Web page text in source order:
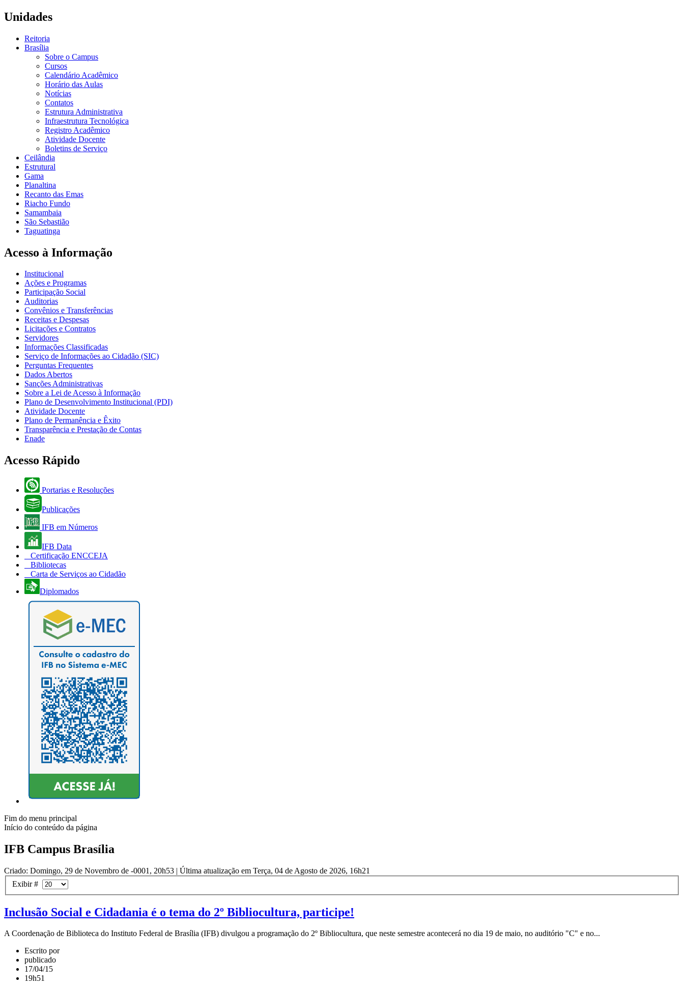
Unidades
Reitoria
Brasília
Sobre o Campus
Cursos
Calendário Acadêmico
Horário das Aulas
Notícias
Contatos
Estrutura Administrativa
Infraestrutura Tecnológica
Registro Acadêmico
Atividade Docente
Boletins de Serviço
Ceilândia
Estrutural
Gama
Planaltina
Recanto das Emas
Riacho Fundo
Samambaia
São Sebastião
Taguatinga
Acesso à Informação
Institucional
Ações e Programas
Participação Social
Auditorias
Convênios e Transferências
Receitas e Despesas
Licitações e Contratos
Servidores
Informações Classificadas
Serviço de Informações ao Cidadão (SIC)
Perguntas Frequentes
Dados Abertos
Sanções Administrativas
Sobre a Lei de Acesso à Informação
Plano de Desenvolvimento Institucional (PDI)
Atividade Docente
Plano de Permanência e Êxito
Transparência e Prestação de Contas
Enade
Acesso Rápido
Portarias e Resoluções
Publicações
IFB em Números
IFB Data
Certificação ENCCEJA
Bibliotecas
Carta de Serviços ao Cidadão
Diplomados
Fim do menu principal
Início do conteúdo da página
IFB Campus Brasília
Criado: Domingo, 29 de Novembro de -0001, 20h53 | Última atualização em Terça, 04 de Agosto de 2026, 16h21
Exibir #
Inclusão Social e Cidadania é o tema do 2º Bibliocultura, participe!
A Coordenação de Biblioteca do Instituto Federal de Brasília (IFB) divulgou a programação do 2º Bibliocultura, que neste semestre acontecerá no dia 19 de maio, no auditório "C" e no...
Escrito por
publicado
17/04/15
19h51